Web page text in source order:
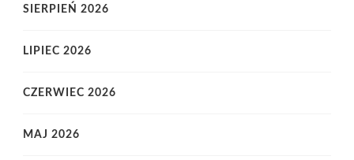
SIERPIEŃ 2026
LIPIEC 2026
CZERWIEC 2026
MAJ 2026